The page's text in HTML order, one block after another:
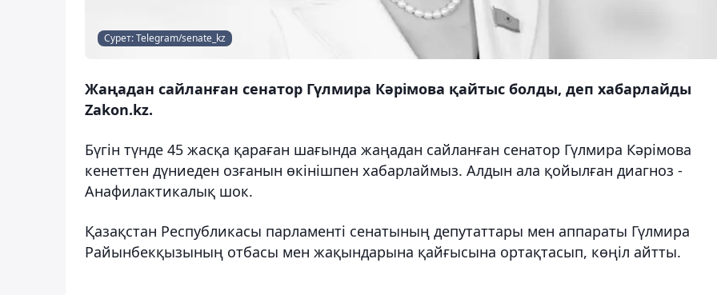
Сурет: Telegram/senate_kz
Жаңадан сайланған сенатор Гүлмира Кәрімова қайтыс болды, деп хабарлайды
Zakon.kz.
Бүгін түнде 45 жасқа қараған шағында жаңадан сайланған сенатор Гүлмира Кәрімова
кенеттен дүниеден озғанын өкінішпен хабарлаймыз. Алдын ала қойылған диагноз -
Анафилактикалық шок.
Қазақстан Республикасы парламенті сенатының депутаттары мен аппараты Гүлмира
Райынбекқызының отбасы мен жақындарына қайғысына ортақтасып, көңіл айтты.